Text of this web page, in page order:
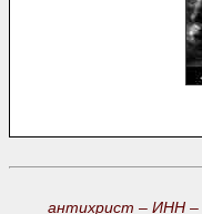
антихрист – ИНН –